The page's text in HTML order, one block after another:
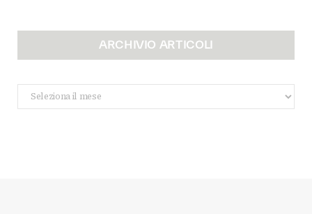
ARCHIVIO ARTICOLI
Archivio
Articoli